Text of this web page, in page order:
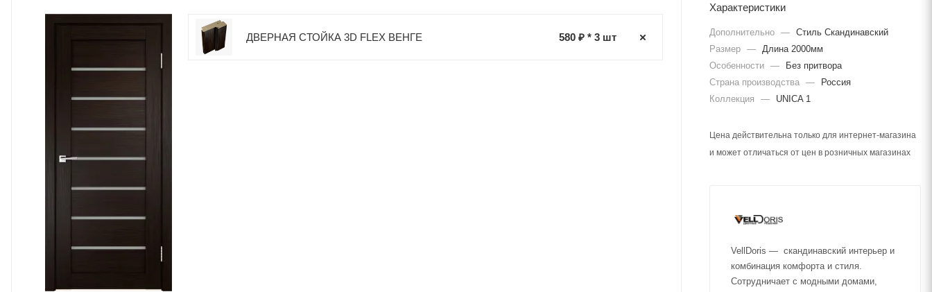
ДВЕРНАЯ СТОЙКА 3D FLEX ВЕНГЕ 580 ₽ * 3 шт
Характеристики
Дополнительно — Стиль Скандинавский
Размер — Длина 2000мм
Особенности —
Без притвора
Страна производства —
Россия
Коллекция
— UNICA 1
Цена действительна только для интернет-магазина
и может отличаться от цен в розничных магазинах
VellDoris — скандинавский интерьер и
комбинация комфорта и стиля.
Сотрудничает с модными домами,